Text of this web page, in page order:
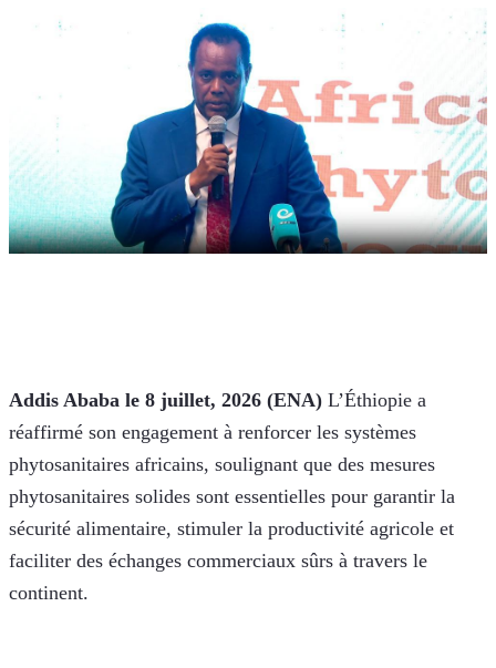
Addis Ababa le 8 juillet, 2026 (ENA) L’Éthiopie a
réaffirmé son engagement à renforcer les systèmes
phytosanitaires africains, soulignant que des mesures
phytosanitaires solides sont essentielles pour garantir la
sécurité alimentaire, stimuler la productivité agricole et
faciliter des échanges commerciaux sûrs à travers le
continent.